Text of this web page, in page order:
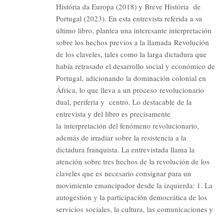
História da Europa (2018) y Breve História de
Portugal (2023). En esta entrevista referida a su
último libro, plantea una interesante interpretación
sobre los hechos previos a la llamada Revolución
de los claveles, tales como la larga dictadura que
había retrasado el desarrollo social y económico de
Portugal, adicionando la dominación colonial en
África, lo que lleva a un proceso revolucionario
dual, periferia y centro. Lo destacable de la
entrevista y del libro es precisamente
la interpretación del fenómeno revolucionario,
además de irradiar sobre la resistencia a la
dictadura franquista. La entrevistada llama la
atención sobre tres hechos de la revolución de los
claveles que es necesario consignar para un
movimiento emancipador desde la izquierda: 1. La
autogestión y la participación democrática de los
servicios sociales, la cultura, las comunicaciones y